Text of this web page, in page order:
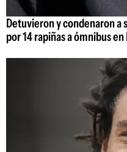
Detuvieron y condenaron a
por 14 rapiñas a ómnibus